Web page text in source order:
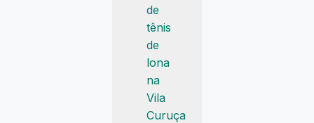
de
tênis
de
lona
na
Vila
Curuça